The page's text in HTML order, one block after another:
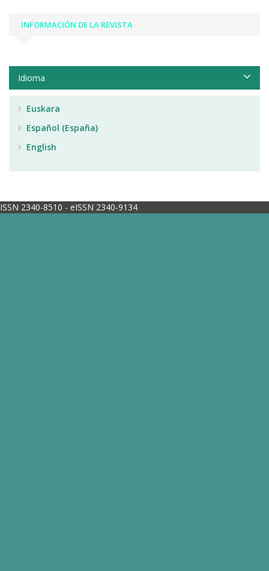
INFORMACIÓN DE LA REVISTA
Idioma
Euskara
Español (España)
English
ISSN 2340-8510 - eISSN 2340-9134